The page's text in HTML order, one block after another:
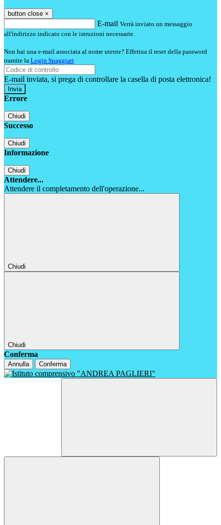
button close ×
E-mail Verrà inviato un messaggio
all'indirizzo indicato con le istruzioni necessarie.
Non hai una e-mail associata al nome utente? Effettua il reset della password
tramite la Login Spaggiari
E-mail inviata, si prega di controllare la casella di posta elettronica!
Errore
Chiudi
Successo
Chiudi
Informazione
Chiudi
Attendere...
Attendere il completamento dell'operazione...
Chiudi
Chiudi
Conferma
Annulla Conferma